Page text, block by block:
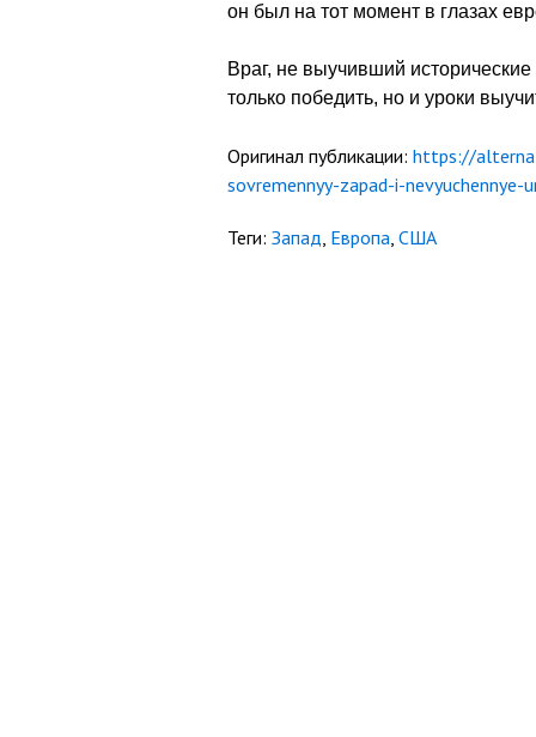
он был на тот момент в глазах
Враг, не выучивший
только победить, но и уроки
Оригинал публикации: https://
sovremennyy-zapad-i-
Теги: Запад, Европа, США